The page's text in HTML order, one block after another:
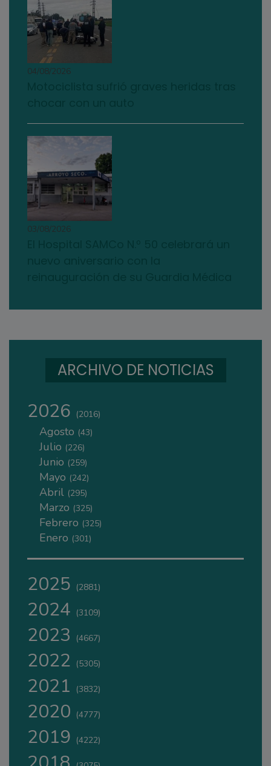
04/08/2026
03/08/2026
ARCHIVO DE NOTICIAS
2026 (2016)
Agosto (43)
Julio (226)
Junio (259)
Mayo (242)
Abril (295)
Marzo (325)
Febrero (325)
Enero (301)
2025 (2881)
2024 (3109)
2023 (4667)
2022 (5305)
2021 (3832)
2020 (4777)
2019 (4222)